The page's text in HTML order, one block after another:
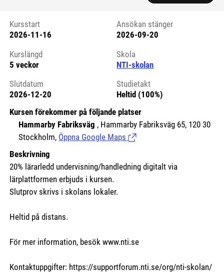
Kursstart 6123289
Kursstart
2026-11-16
Ansökan stänger
2026-09-20
Kurslängd
5 veckor
Skola
NTI-skolan
Slutdatum
2026-12-20
Studietakt
Heltid (100%)
Kursen förekommer på följande platser
Hammarby Fabriksväg , Hammarby Fabriksväg 65, 120 30
Stockholm, Öppna Google Maps (Länk till extern sida.)
Beskrivning
20% lärarledd undervisning/handledning digitalt via
lärplattformen erbjuds i kursen.
Slutprov skrivs i skolans lokaler.
Heltid på distans.
För mer information, besök www.nti.se
Kontaktuppgifter: https://supportforum.nti.se/org/nti-skolan/